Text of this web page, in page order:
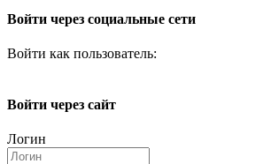
Войти через социальные сети
Войти как пользователь:
Войти через сайт
Логин